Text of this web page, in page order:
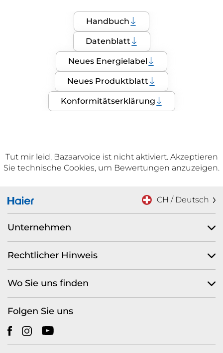
Handbuch
Datenblatt
Neues Energielabel
Neues Produktblatt
Konformitätserklärung
Tut mir leid, Bazaarvoice ist nicht aktiviert. Akzeptieren
Sie technische Cookies, um Bewertungen anzuzeigen.
CH / Deutsch
Unternehmen
Rechtlicher Hinweis
Wo Sie uns finden
Folgen Sie uns